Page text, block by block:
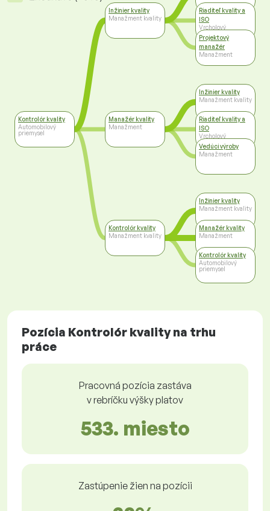
Kontrolór kvality
Automobilový
priemysel
Inžinier kvality
Manažment kvality
Manažér kvality
Manažment
Kontrolór kvality
Manažment kvality
Riaditeľ kvality a
ISO
Vrcholový
manažment
Projektový
manažér
Manažment
Inžinier kvality
Manažment kvality
Riaditeľ kvality a
ISO
Vrcholový
manažment
Vedúci výroby
Manažment
Inžinier kvality
Manažment kvality
Manažér kvality
Manažment
Kontrolór kvality
Automobilový
priemysel
Pozícia Kontrolór kvality na trhu
práce
Pracovná pozícia zastáva
v rebríčku výšky platov
533. miesto
Zastúpenie žien na pozícii